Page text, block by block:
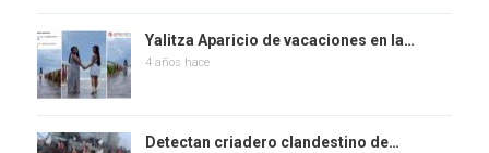
Yalitza Aparicio de vacaciones en la…
4 años hace
Detectan criadero clandestino de…